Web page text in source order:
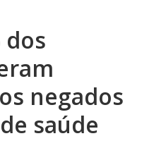
dos
negados
saúde